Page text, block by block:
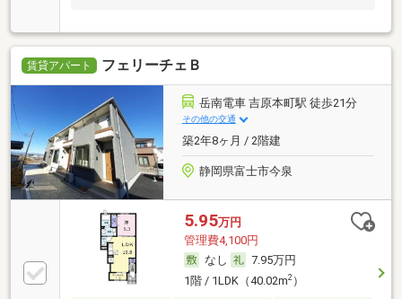
賃貸アパート フェリーチェＢ
岳南電車 吉原本町駅 徒歩21分
その他の交通
築2年8ヶ月 / 2階建
静岡県富士市今泉
5.95万円
管理費4,100円
なし
7.95万円
1階 / 1LDK（40.02m2）